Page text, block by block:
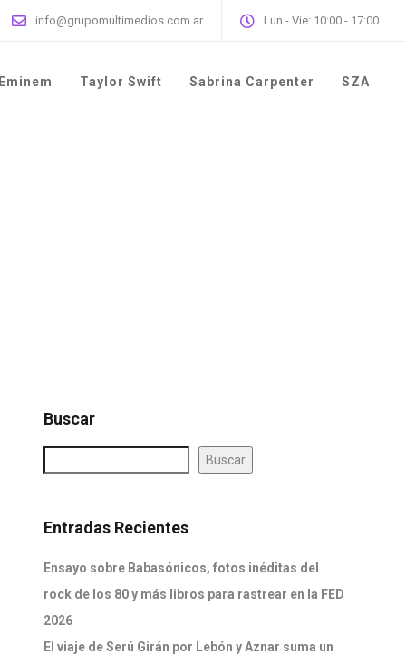
info@grupomultimedios.com.ar Lun - Vie: 10:00 - 17:00
Eminem Taylor Swift Sabrina Carpenter SZA
Buscar
Buscar
Entradas Recientes
Ensayo sobre Babasónicos, fotos inéditas del
rock de los 80 y más libros para rastrear en la FED
2026
El viaje de Serú Girán por Lebón y Aznar suma un